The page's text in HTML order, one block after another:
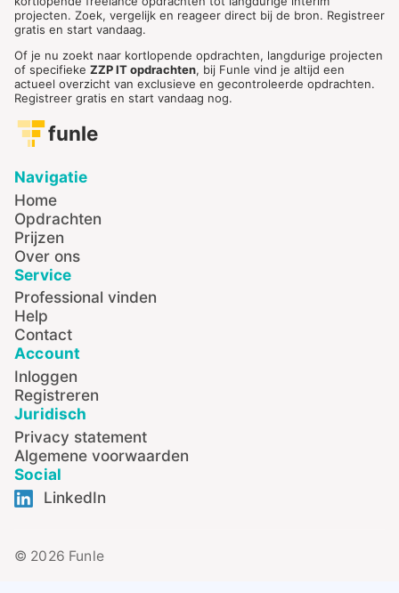
projecten. Zoek, vergelijk en reageer direct bij de bron. Registreer
gratis en start vandaag.
Of je nu zoekt naar kortlopende opdrachten, langdurige projecten
of specifieke ZZP IT opdrachten, bij Funle vind je altijd een
actueel overzicht van exclusieve en gecontroleerde opdrachten.
Registreer gratis en start vandaag nog.
funle
Navigatie
Home
Opdrachten
Prijzen
Over ons
Service
Professional vinden
Help
Contact
Account
Inloggen
Registreren
Juridisch
Privacy statement
Algemene voorwaarden
Social
LinkedIn
© 2026 Funle